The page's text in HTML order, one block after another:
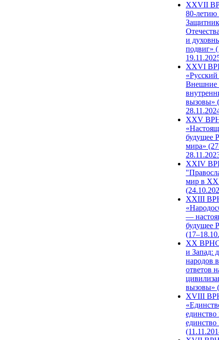
ХХVII
80-
и
подвиг»
XXVI
Внешние
вызовы»
XXV
будущее
мира»
XXIV
мир в
XXIII
—
будущее
XX ВРНС
и Запад:
народов
ответов
вызовы»
XVIII
единство
единство